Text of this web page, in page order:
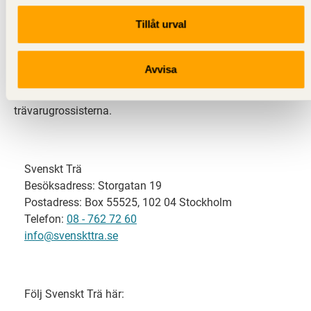
Tillåt urval
Avvisa
Svenskt Trä representerar svensk sågverksindustri
och är en del av branschorganisationen
svensk limträ-, KL-trä- och förpackningsindustri samt
trävarugrossisterna.
Svenskt Trä
Besöksadress: Storgatan 19
Postadress: Box 55525, 102 04 Stockholm
Telefon: 08 - 762 72 60
info@svenskttra.se
Följ Svenskt Trä här: